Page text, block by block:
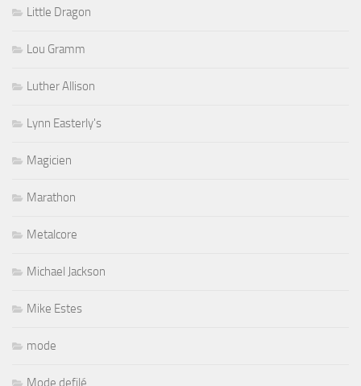
Little Dragon
Lou Gramm
Luther Allison
Lynn Easterly's
Magicien
Marathon
Metalcore
Michael Jackson
Mike Estes
mode
Mode defilé